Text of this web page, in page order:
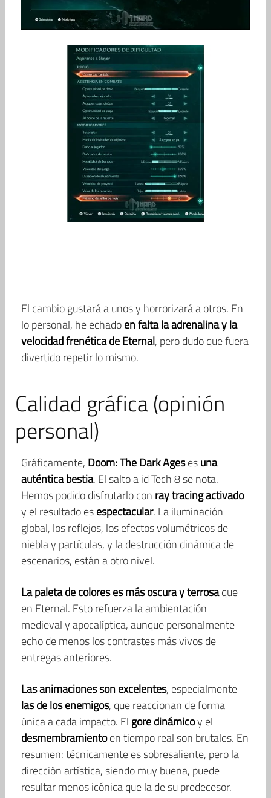
El cambio gustará a unos y horrorizará a otros. En
lo personal, he echadoen falta la adrenalina y la
velocidad frenética de Eternal, pero dudo que fuera
divertido repetir lo mismo.
Calidad gráfica (opinión
personal)
Gráficamente, Doom: The Dark Agesesuna
auténtica bestia. El salto a id Tech 8 se nota.
Hemos podido disfrutarlo con ray tracing activado
y el resultado esespectacular. La iluminación
global, los reflejos, los efectos volumétricos de
niebla y partículas, y la destrucción dinámica de
escenarios, están a otro nivel.
La paleta de colores es más oscura y terrosaque
en Eternal. Esto refuerza la ambientación
medieval y apocalíptica, aunque personalmente
echo de menos los contrastes más vivos de
entregas anteriores.
Las animaciones son excelentes, especialmente
las de los enemigos, que reaccionan de forma
única a cada impacto. El gore dinámicoy el
desmembramientoen tiempo real son brutales. En
resumen: técnicamente es sobresaliente, pero la
dirección artística, siendo muy buena, puede
resultar menos icónica que la de su predecesor.